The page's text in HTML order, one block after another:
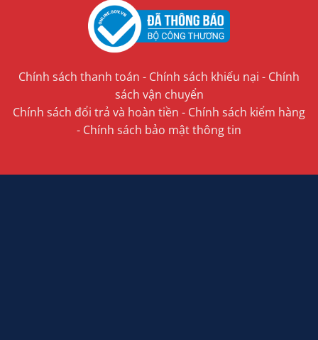
Chính sách thanh toán - Chính sách khiếu nại - Chính
sách vận chuyển
Chính sách đổi trả và hoàn tiền - Chính sách kiểm hàng
- Chính sách bảo mật thông tin